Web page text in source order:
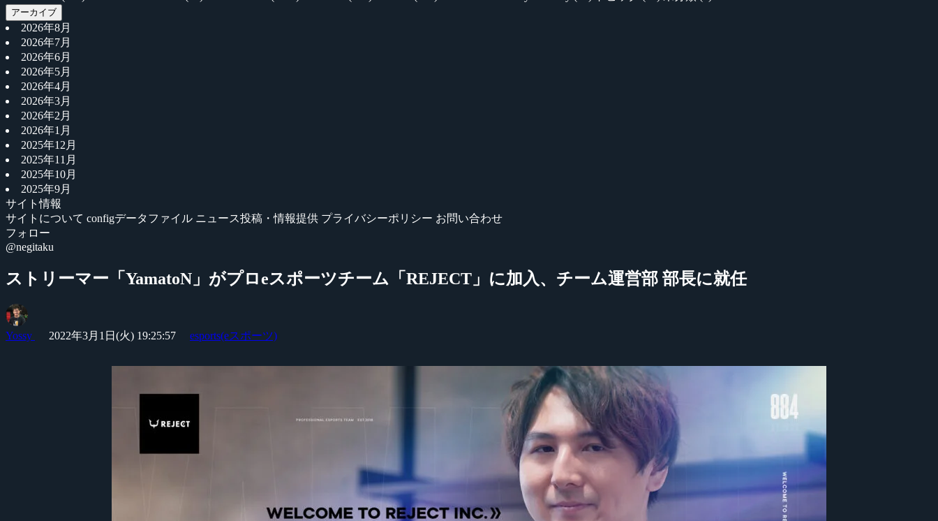
アーカイブ
2026年8月
2026年7月
2026年6月
2026年5月
2026年4月
2026年3月
2026年2月
2026年1月
2025年12月
2025年11月
2025年10月
2025年9月
サイト情報
サイトについて configデータファイル ニュース投稿・情報提供 プライバシーポリシー お問い合わせ
フォロー
@negitaku
ストリーマー「YamatoN」がプロeスポーツチーム「REJECT」に加入、チーム運営部 部長に就任
Yossy 2022年3月1日(火) 19:25:57 esports(eスポーツ)